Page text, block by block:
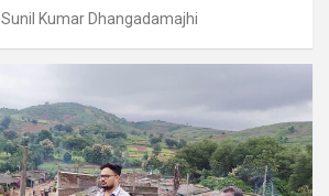
Sunil Kumar Dhangadamajhi